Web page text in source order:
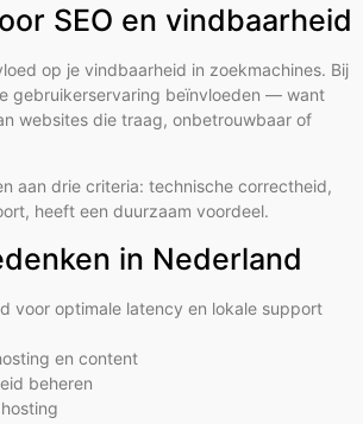
SEO en vindbaarheid
op je vindbaarheid in zoekmachines. Bij
gebruikerservaring beïnvloeden — want
websites die traag, onbetrouwbaar of
aan drie criteria: technische correctheid,
heeft een duurzaam voordeel.
in Nederland
voor optimale latency en lokale support
en content
beheren